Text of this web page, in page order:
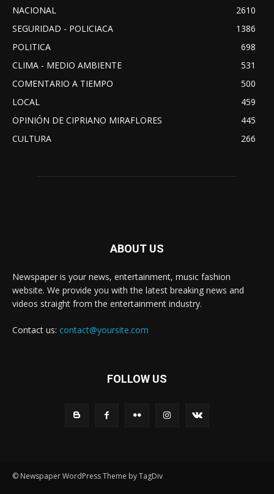
NACIONAL
2610
SEGURIDAD - POLICIACA
1386
POLITICA
698
CLIMA - MEDIO AMBIENTE
531
COMENTARIO A TIEMPO
500
LOCAL
459
OPINIÓN DE CIPRIANO MIRAFLORES
445
CULTURA
266
ABOUT US
Newspaper is your news, entertainment, music fashion
website. We provide you with the latest breaking news and
videos straight from the entertainment industry.
Contact us: contact@yoursite.com
FOLLOW US
© Newspaper WordPress Theme by TagDiv